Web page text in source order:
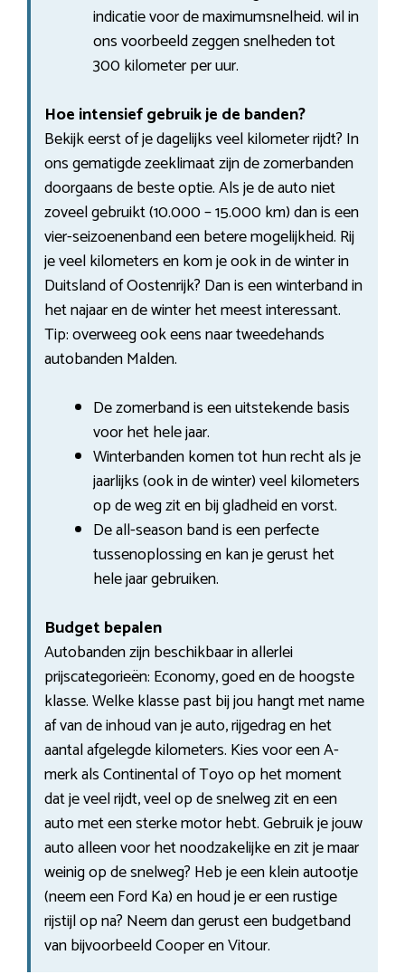
indicatie voor de maximumsnelheid. wil in
ons voorbeeld zeggen snelheden tot
300 kilometer per uur.
Hoe intensief gebruik je de banden?
Bekijk eerst of je dagelijks veel kilometer rijdt? In
ons gematigde zeeklimaat zijn de zomerbanden
doorgaans de beste optie. Als je de auto niet
zoveel gebruikt (10.000 – 15.000 km) dan is een
vier-seizoenenband een betere mogelijkheid. Rij
je veel kilometers en kom je ook in de winter in
Duitsland of Oostenrijk? Dan is een winterband in
het najaar en de winter het meest interessant.
Tip: overweeg ook eens naar tweedehands
autobanden Malden.
De zomerband is een uitstekende basis
voor het hele jaar.
Winterbanden komen tot hun recht als je
jaarlijks (ook in de winter) veel kilometers
op de weg zit en bij gladheid en vorst.
De all-season band is een perfecte
tussenoplossing en kan je gerust het
hele jaar gebruiken.
Budget bepalen
Autobanden zijn beschikbaar in allerlei
prijscategorieën: Economy, goed en de hoogste
klasse. Welke klasse past bij jou hangt met name
af van de inhoud van je auto, rijgedrag en het
aantal afgelegde kilometers. Kies voor een A-
merk als Continental of Toyo op het moment
dat je veel rijdt, veel op de snelweg zit en een
auto met een sterke motor hebt. Gebruik je jouw
auto alleen voor het noodzakelijke en zit je maar
weinig op de snelweg? Heb je een klein autootje
(neem een Ford Ka) en houd je er een rustige
rijstijl op na? Neem dan gerust een budgetband
van bijvoorbeeld Cooper en Vitour.